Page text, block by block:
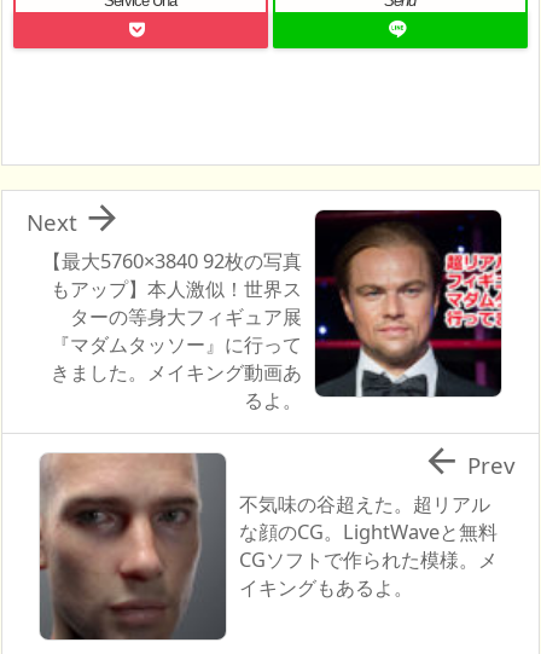
【最大5760×3840 92枚の写真
もアップ】本人激似！世界ス
ターの等身大フィギュア展
『マダムタッソー』に行って
きました。メイキング動画あ
るよ。

Next
不気味の谷超えた。超リアル
な顔のCG。LightWaveと無料
CGソフトで作られた模様。メ
イキングもあるよ。
 Prev